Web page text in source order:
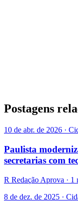
Postagens
10 de abr. de 2026 ·
Paulista
secretarias com
R Redação Aprova · 1
8 de dez. de 2025 ·